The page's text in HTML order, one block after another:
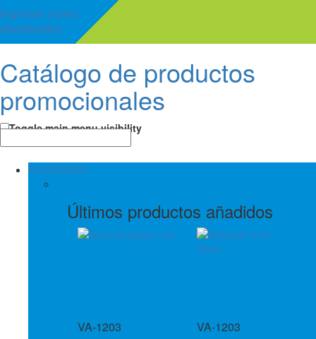
Ingresar como
distribuidor
Catálogo de productos
promocionales
Toggle main menu visibility
NOVEDADES
Últimos productos añadidos
VA-1203 VA-1203